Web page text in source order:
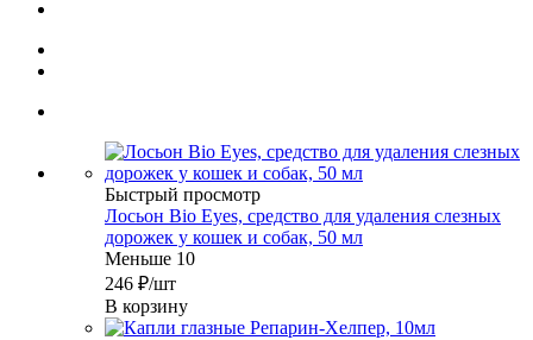
Быстрый просмотр
Лосьон Bio Eyes, средство для удаления слезных
дорожек у кошек и собак, 50 мл
Меньше 10
246 ₽/шт
В корзину